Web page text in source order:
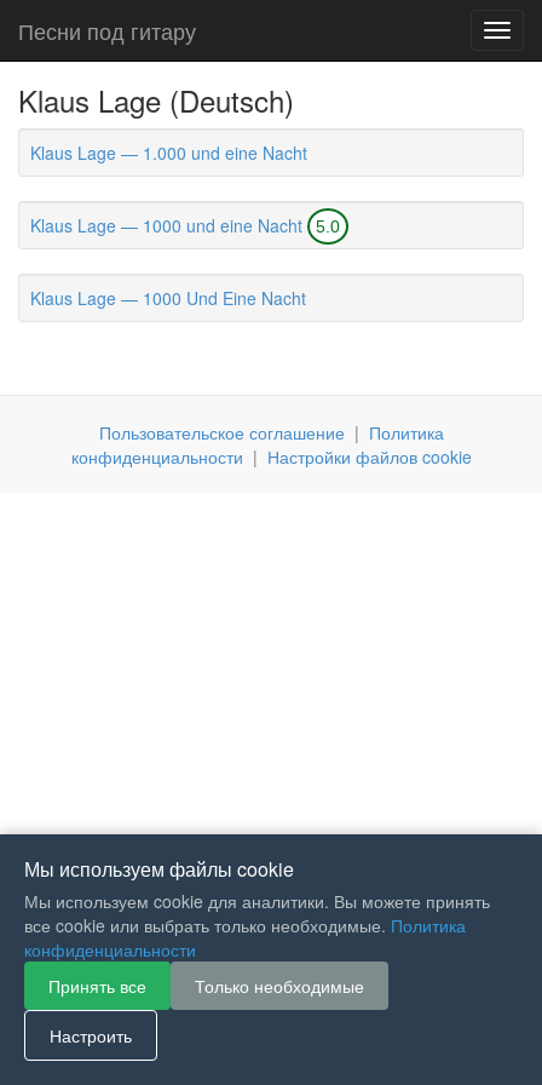
Песни под гитару
Klaus Lage (Deutsch)
Klaus Lage — 1.000 und eine Nacht
Klaus Lage — 1000 und eine Nacht 5.0
Klaus Lage — 1000 Und Eine Nacht
Пользовательское соглашение | Политика
конфиденциальности | Настройки файлов cookie
Мы используем файлы cookie
Мы используем cookie для аналитики. Вы можете принять
все cookie или выбрать только необходимые. Политика
конфиденциальности
Принять все
Только необходимые
Настроить
If you like Guitar Songs, you
can buy me a coffee :)